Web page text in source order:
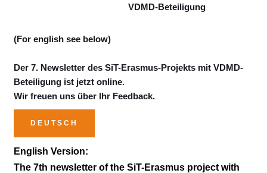
VDMD-Beteiligung
(For english see below)
Der 7. Newsletter des SiT-Erasmus-Projekts mit VDMD-
Beteiligung ist jetzt online.
Wir freuen uns über Ihr Feedback.
DEUTSCH
English Version:
The 7th newsletter of the SiT-Erasmus project with